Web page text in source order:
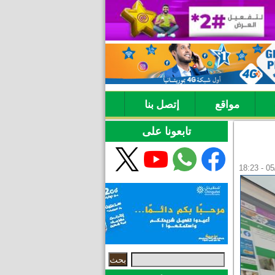
مواقع إتصل بنا
تابعونا على
استمارة البحث
‏بحث ‏